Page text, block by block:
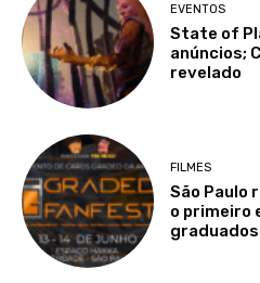
EVENTOS
State of
anúncios;
revelado
FILMES
São Paulo
o primeiro